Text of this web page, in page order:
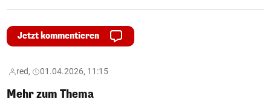
Jetzt kommentieren
red, 01.04.2026, 11:15
Mehr zum Thema